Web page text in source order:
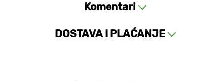
Komentari
DOSTAVA I PLAĆANJE